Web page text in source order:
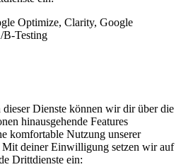
Optimize, Clarity, Google
B-Testing
Dienste können wir dir über die
hinausgehende Features
komfortable Nutzung unserer
Mit deiner Einwilligung setzen wir auf
Drittdienste ein: